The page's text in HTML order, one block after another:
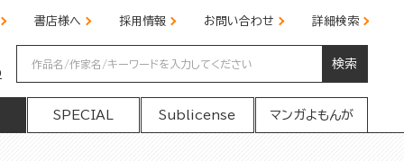
書店様へ 採用情報 お問い合わせ 詳細検索
検索
SPECIAL Sublicense マンガよもんが